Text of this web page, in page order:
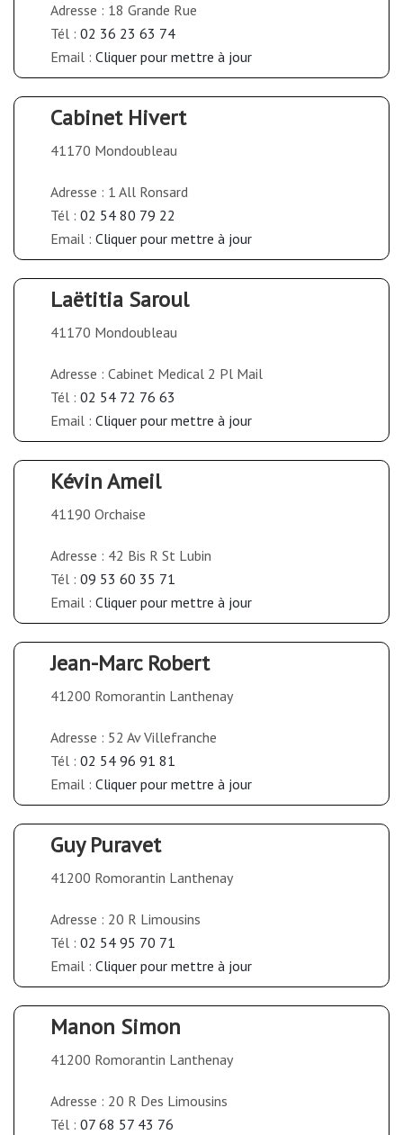
Adresse : 18 Grande Rue
Tél : 02 36 23 63 74
Email : Cliquer pour mettre à jour
Cabinet Hivert
41170 Mondoubleau
Adresse : 1 All Ronsard
Tél : 02 54 80 79 22
Email : Cliquer pour mettre à jour
Laëtitia Saroul
41170 Mondoubleau
Adresse : Cabinet Medical 2 Pl Mail
Tél : 02 54 72 76 63
Email : Cliquer pour mettre à jour
Kévin Ameil
41190 Orchaise
Adresse : 42 Bis R St Lubin
Tél : 09 53 60 35 71
Email : Cliquer pour mettre à jour
Jean-Marc Robert
41200 Romorantin Lanthenay
Adresse : 52 Av Villefranche
Tél : 02 54 96 91 81
Email : Cliquer pour mettre à jour
Guy Puravet
41200 Romorantin Lanthenay
Adresse : 20 R Limousins
Tél : 02 54 95 70 71
Email : Cliquer pour mettre à jour
Manon Simon
41200 Romorantin Lanthenay
Adresse : 20 R Des Limousins
Tél : 07 68 57 43 76